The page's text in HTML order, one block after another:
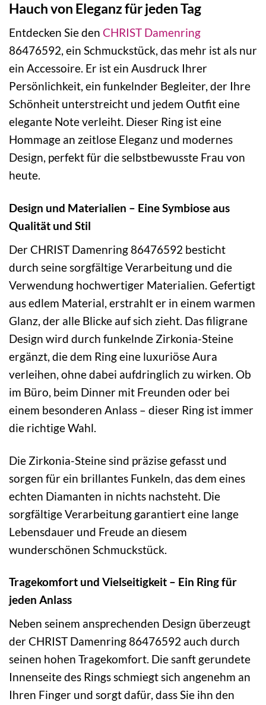
Hauch von Eleganz für jeden Tag
Entdecken Sie den CHRIST Damenring
86476592, ein Schmuckstück, das mehr ist als nur
ein Accessoire. Er ist ein Ausdruck Ihrer
Persönlichkeit, ein funkelnder Begleiter, der Ihre
Schönheit unterstreicht und jedem Outfit eine
elegante Note verleiht. Dieser Ring ist eine
Hommage an zeitlose Eleganz und modernes
Design, perfekt für die selbstbewusste Frau von
heute.
Design und Materialien – Eine Symbiose aus
Qualität und Stil
Der CHRIST Damenring 86476592 besticht
durch seine sorgfältige Verarbeitung und die
Verwendung hochwertiger Materialien. Gefertigt
aus edlem Material, erstrahlt er in einem warmen
Glanz, der alle Blicke auf sich zieht. Das filigrane
Design wird durch funkelnde Zirkonia-Steine
ergänzt, die dem Ring eine luxuriöse Aura
verleihen, ohne dabei aufdringlich zu wirken. Ob
im Büro, beim Dinner mit Freunden oder bei
einem besonderen Anlass – dieser Ring ist immer
die richtige Wahl.
Die Zirkonia-Steine sind präzise gefasst und
sorgen für ein brillantes Funkeln, das dem eines
echten Diamanten in nichts nachsteht. Die
sorgfältige Verarbeitung garantiert eine lange
Lebensdauer und Freude an diesem
wunderschönen Schmuckstück.
Tragekomfort und Vielseitigkeit – Ein Ring für
jeden Anlass
Neben seinem ansprechenden Design überzeugt
der CHRIST Damenring 86476592 auch durch
seinen hohen Tragekomfort. Die sanft gerundete
Innenseite des Rings schmiegt sich angenehm an
Ihren Finger und sorgt dafür, dass Sie ihn den